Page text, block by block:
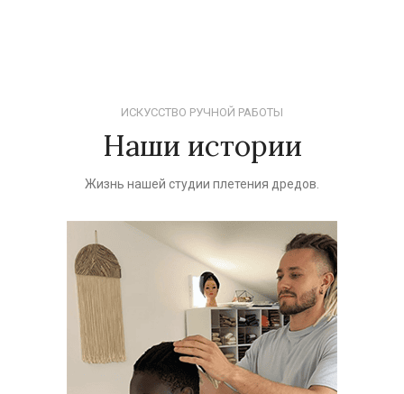
ИСКУССТВО РУЧНОЙ РАБОТЫ
Наши истории
Жизнь нашей студии плетения дредов.